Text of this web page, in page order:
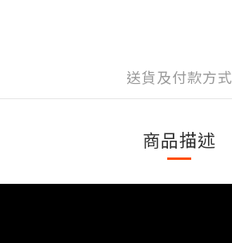
送貨及付款方式
商品描述